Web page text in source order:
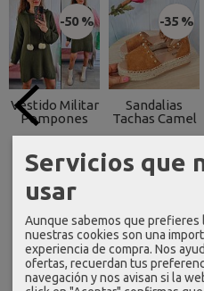
-50 %
Vestido Militar
Pompones
15,00 €
29,99 €
-35 %
Sandalias
Tachas Camel
18,84 €
28,99 €
Servicios que
usar
Aunque sabemos que prefieres
nuestras cookies son una
experiencia de compra. Nos
ofertas, recuerdan tus
navegación y nos avisan si la